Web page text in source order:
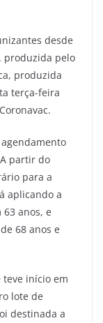
desde
produzida pelo
produzida
terça-feira
partir do
para a
aplicando a
anos, e
68 anos e
teve início em
lote de
destinada a